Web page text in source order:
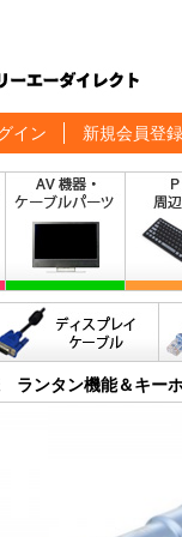
イン 新規会員登録
ランタン機能＆キー